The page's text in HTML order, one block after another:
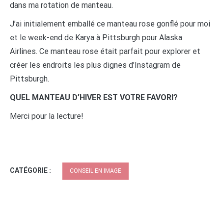
dans ma rotation de manteau.
J’ai initialement emballé ce manteau rose gonflé pour moi
et le week-end de Karya à Pittsburgh pour Alaska
Airlines. Ce manteau rose était parfait pour explorer et
créer les endroits les plus dignes d’Instagram de
Pittsburgh.
QUEL MANTEAU D’HIVER EST VOTRE FAVORI?
Merci pour la lecture!
CATÉGORIE : CONSEIL EN IMAGE